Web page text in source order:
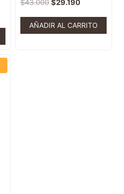
$43.000 $29.190
AÑADIR AL CARRITO